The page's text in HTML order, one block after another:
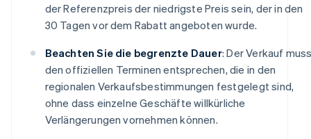
der Referenzpreis der niedrigste Preis sein, der in den
30 Tagen vor dem Rabatt angeboten wurde.
Beachten Sie die begrenzte Dauer: Der Verkauf
den offiziellen Terminen entsprechen, die in den
regionalen Verkaufsbestimmungen festgelegt sind,
ohne dass einzelne Geschäfte willkürliche
Verlängerungen vornehmen können.